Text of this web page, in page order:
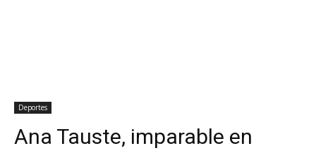
Deportes
Ana Tauste, imparable en